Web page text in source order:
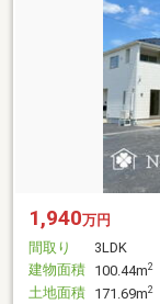
1,940万円
間取り
3LDK
建物面積 100.44m2
土地面積 171.69m2